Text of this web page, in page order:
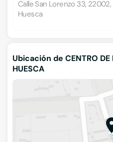
Calle San Lorenzo 33, 22002,
Huesca
Ubicación de CENTRO DE
HUESCA